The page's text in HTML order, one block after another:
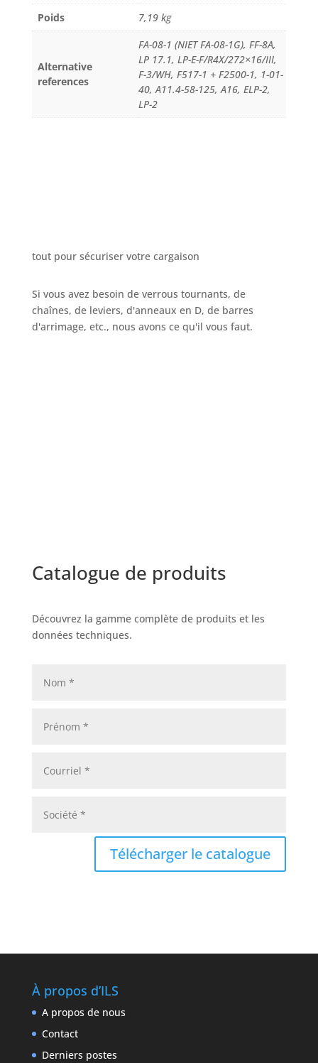
Poids 7,19 kg
Alternative
references
FA-08-1 (NIET FA-08-1G), FF-8A,
LP 17.1, LP-E-F/R4X/272×16/III,
F-3/WH, F517-1 + F2500-1, 1-01-
40, A11.4-58-125, A16, ELP-2,
LP-2
tout pour sécuriser votre cargaison
Si vous avez besoin de verrous tournants, de
chaînes, de leviers, d'anneaux en D, de barres
d'arrimage, etc., nous avons ce qu'il vous faut.
Catalogue de produits
Découvrez la gamme complète de produits et les
données techniques.
Télécharger le catalogue
À propos d’ILS
A propos de nous
Contact
Derniers postes